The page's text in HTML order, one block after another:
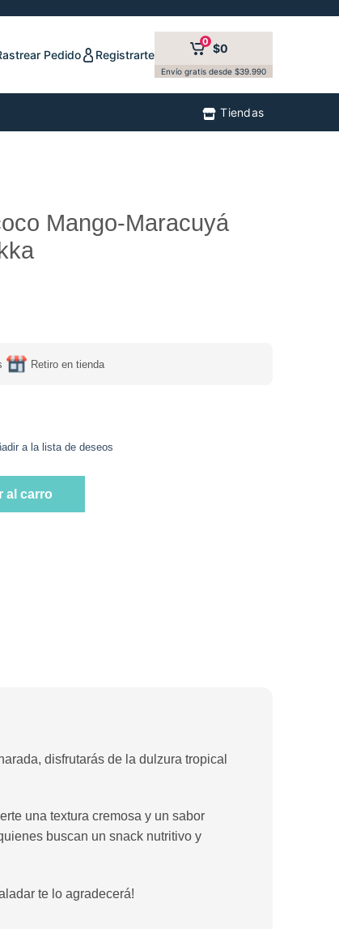
Pedido Registrarte
0 $0
Envío gratis desde $39.990
Tiendas
Mango-Maracuyá
Retiro en tienda
a la lista de deseos
al carro
disfrutarás de la dulzura tropical
una textura cremosa y un sabor
buscan un snack nutritivo y
te lo agradecerá!